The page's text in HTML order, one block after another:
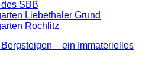
SBB
Liebethaler Grund
Rochlitz
– ein Immaterielles